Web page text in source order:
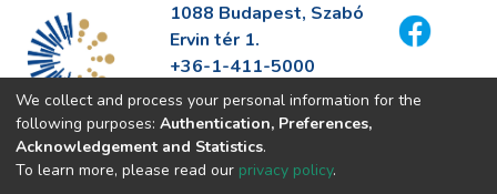
1088 Budapest, Szabó
Ervin tér 1.
+36-1-411-5000
info@fszek.hu
https://fszek.hu
We collect and process your personal information for the
following purposes: Authentication, Preferences,
Acknowledgement and Statistics.
To learn more, please read our privacy policy.